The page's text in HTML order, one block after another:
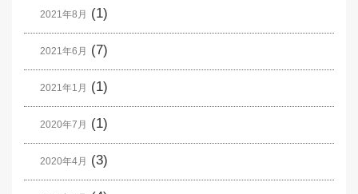
2021年8月 (1)
2021年6月 (7)
2021年1月 (1)
2020年7月 (1)
2020年4月 (3)